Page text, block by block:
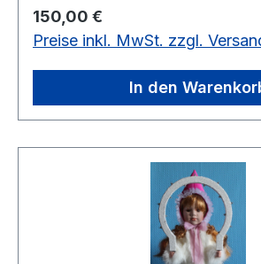
Regulärer Preis:
150,00 €
Preise inkl. MwSt. zzgl.
In den